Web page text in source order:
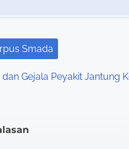
Smada
Gejala Peyakit Jantung